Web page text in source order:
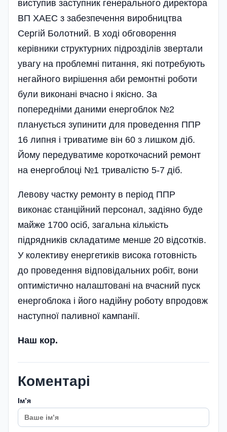
виступив заступник генерального директора
ВП ХАЕС з забезпечення виробництва
Сергій Болотний. В ході обговорення
керівники структурних підроз­ділів звертали
увагу на проблемні питання, які потребують
негайного вирішення аби ремонтні роботи
були виконані вчасно і якісно. За
попередніми даними енергоблок №2
планується зупинити для проведення ППР
16 липня і триватиме він 60 з лишком діб.
Йому передуватиме короткочасний ремонт
на енерго­блоці №1 тривалістю 5-7 діб.
Левову частку ремонту в період ППР
виконає станційний персонал, задіяно буде
майже 1700 осіб, загаль­на кількість
підрядників складатиме менше 20 відсотків.
У колекти­ву енергетиків висока готовн­ість
до проведення відповідальних робіт, вони
оптимістично налаштовані на вчасний пуск
енергоблока і його надійну роботу впродовж
наступної паливної кампанії.
Наш кор.
Коментарі
Імʼя